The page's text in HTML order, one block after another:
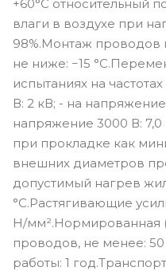
+60°С относительный
влаги в воздухе при
98%.Монтаж проводов
не ниже: −15
испытаниях на
В: 2 кВ; - на
напряжение 3000 В:
при прокладке как
внешних диаметров
допустимый нагрев
°С.Растягивающие
Н/мм².Нормированная
проводов, не менее:
работы: 1